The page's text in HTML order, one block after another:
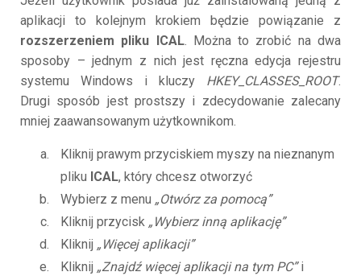
aplikacji to kolejnym krokiem będzie powiązanie z
rozszerzeniem pliku ICAL. Można to zrobić na dwa
sposoby – jednym z nich jest ręczna edycja rejestru
systemu Windows i kluczy HKEY_CLASSES_ROOT.
Drugi sposób jest prostszy i zdecydowanie zalecany
mniej zaawansowanym użytkownikom.
Kliknij prawym przyciskiem myszy na nieznanym
pliku ICAL, który chcesz otworzyć
Wybierz z menu „Otwórz za pomocą”
Kliknij przycisk „Wybierz inną aplikację”
Kliknij „Więcej aplikacji”
Kliknij „Znajdź więcej aplikacji na tym PC”i